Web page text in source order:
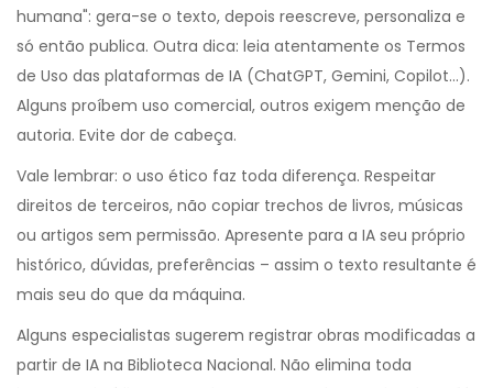
humana": gera-se o texto, depois reescreve, personaliza e
só então publica. Outra dica: leia atentamente os Termos
de Uso das plataformas de IA (ChatGPT, Gemini, Copilot...).
Alguns proíbem uso comercial, outros exigem menção de
autoria. Evite dor de cabeça.
Vale lembrar: o uso ético faz toda diferença. Respeitar
direitos de terceiros, não copiar trechos de livros, músicas
ou artigos sem permissão. Apresente para a IA seu próprio
histórico, dúvidas, preferências – assim o texto resultante é
mais seu do que da máquina.
Alguns especialistas sugerem registrar obras modificadas a
partir de IA na Biblioteca Nacional. Não elimina toda